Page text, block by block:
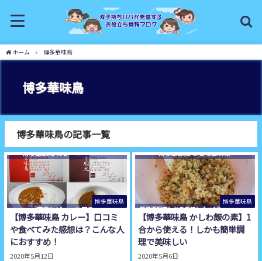
ホーム 博多華味鳥
博多華味鳥
博多華味鳥の記事一覧
博多華味鳥
【博多華味鳥 カレー】口コミ
や食べてみた感想は？こんな人
におすすめ！
2020年5月12日
博多華味鳥
【博多華味鳥 かしわ飯の素】1
合から使える！しかも簡単調
理で美味しい
2020年5月6日